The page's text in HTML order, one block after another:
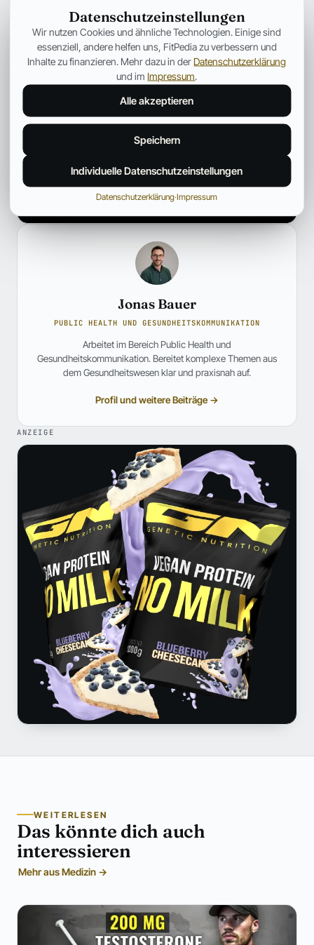
Jonas Bauer
PUBLIC HEALTH UND GESUNDHEITSKOMMUNIKATION
Arbeitet im Bereich Public Health und
Gesundheitskommunikation. Bereitet komplexe Themen aus
dem Gesundheitswesen klar und praxisnah auf.
Profil und weitere Beiträge →
ANZEIGE
WEITERLESEN
Das könnte dich auch
interessieren
Mehr aus Medizin →
Datenschutzeinstellungen
Wir nutzen Cookies und ähnliche Technologien. Einige sind
essenziell, andere helfen uns, FitPedia zu verbessern und
Inhalte zu finanzieren. Mehr dazu in der Datenschutzerklärung
und im Impressum
Alle akzeptieren
Speichern
Individuelle Datenschutzeinstellungen
Datenschutzerklärung·Impressum